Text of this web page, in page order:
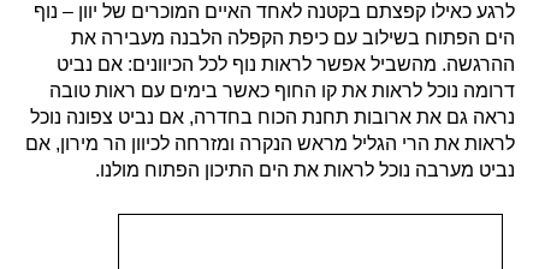
לרגע כאילו קפצתם בקטנה לאחד האיים המוכרים של יוון – נוף
הים הפתוח בשילוב עם כיפת הקפלה הלבנה מעבירה את
ההרגשה. מהשביל אפשר לראות נוף לכל הכיוונים: אם נביט
דרומה נוכל לראות את קו החוף כאשר בימים עם ראות טובה
נראה גם את ארובות תחנת הכוח בחדרה, אם נביט צפונה נוכל
לראות את הרי הגליל מראש הנקרה ומזרחה לכיוון הר מירון, אם
נביט מערבה נוכל לראות את הים התיכון הפתוח מולנו.